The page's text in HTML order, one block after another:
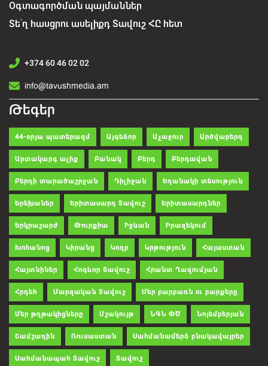
Օգտագործման պայմաններ
Տե՛ղ հասցրու ասելիքդ Տավուշ ՀԸ հետ
+374 60 46 02 02
info@tavushmedia.am
Թեգեր
44-օրյա պատերազմ Այգեձոր Աչաջուր Արծվաբերդ
Արտակարգ ալիք Բանակ Բերդ Բերդավան
Բերդի տարածաշրջան Դիլիջան Եղանակի տեսություն
Երեխաներ Երիտասարդ Տավուշ Երիտասարդներ
Երկրաշարժ Թուրքիա Իջևան Իրազեկում
Խոհանոց Կիրանց Կողբ Կրթություն Հայաստան
Հայտնիներ Հոգևոր Տավուշ Հրանտ Ղազումյան
Հրդեհ Մարզական Տավուշ Մեր բարբառն ու բարքերը
Մեր թղթակիցները Մշակույթ ՆԳՆ ՓԾ Նոյեմբերյան
Շամշադին Ռուսաստան Սահմանամերձ բնակավայրեր
Սահմանապահ Տավուշ Տավուշ